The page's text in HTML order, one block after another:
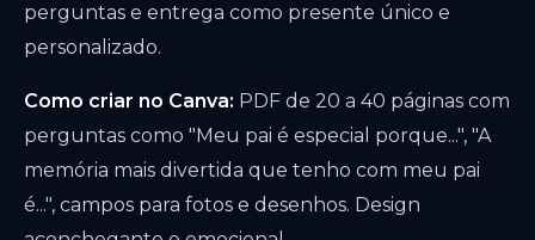
perguntas e entrega como presente único e
personalizado.
Como criar no Canva: PDF de 20 a 40 páginas com
perguntas como "Meu pai é especial porque...", "A
memória mais divertida que tenho com meu pai
é...", campos para fotos e desenhos. Design